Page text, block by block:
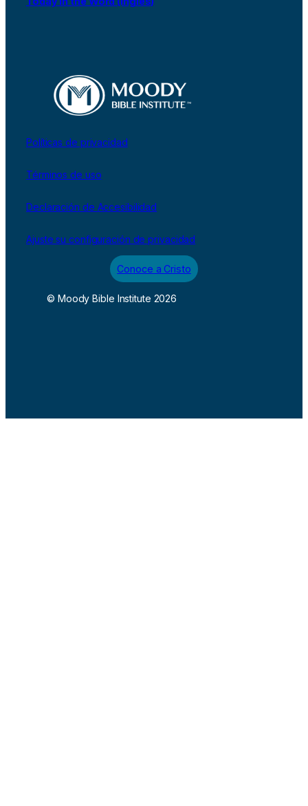
Políticas de privacidad
Términos de uso
Declaración de Accesibilidad
Ajuste su configuración de privacidad
Conoce a Cristo
© Moody Bible Institute 2026